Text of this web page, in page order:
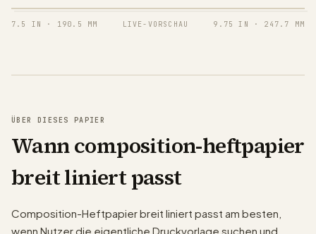
7.5 IN · 190.5 MM LIVE-VORSCHAU 9.75 IN · 247.7 MM
ÜBER DIESES PAPIER
Wann composition-heftpapier
breit liniert passt
Composition-Heftpapier breit liniert passt am besten,
wenn Nutzer die eigentliche Druckvorlage suchen und